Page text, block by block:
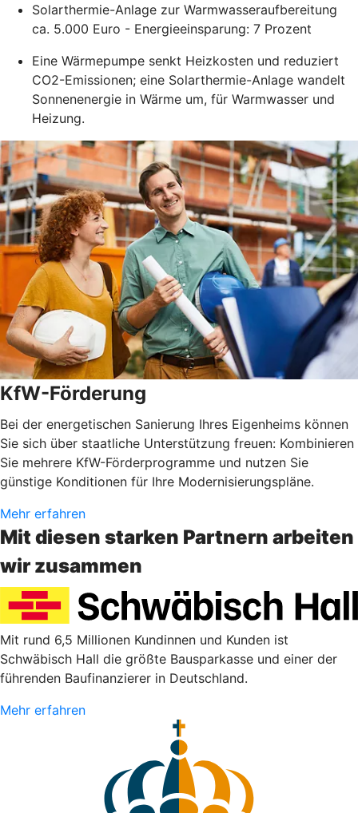
Solarthermie-Anlage zur Warmwasseraufbereitung
ca. 5.000 Euro - Energieeinsparung: 7 Prozent
Eine Wärmepumpe senkt Heizkosten und reduziert
CO2-Emissionen; eine Solarthermie-Anlage wandelt
Sonnenenergie in Wärme um, für Warmwasser und
Heizung.
KfW-Förderung
Bei der energetischen Sanierung Ihres Eigenheims können
Sie sich über staatliche Unterstützung freuen: Kombinieren
Sie mehrere KfW-Förderprogramme und nutzen Sie
günstige Konditionen für Ihre Modernisierungspläne.
Mehr erfahren
Mit diesen starken Partnern arbeiten
wir zusammen
Mit rund 6,5 Millionen Kundinnen und Kunden ist
Schwäbisch Hall die größte Bausparkasse und einer der
führenden Baufinanzierer in Deutschland.
Mehr erfahren